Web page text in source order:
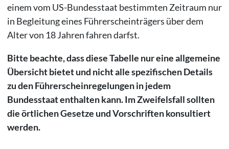
einem vom US-Bundesstaat bestimmten Zeitraum nur
in Begleitung eines Führerscheinträgers über dem
Alter von 18 Jahren fahren darfst.
Bitte beachte, dass diese Tabelle nur eine allgemeine
Übersicht bietet und nicht alle spezifischen Details
zu den Führerscheinregelungen in jedem
Bundesstaat enthalten kann. Im Zweifelsfall sollten
die örtlichen Gesetze und Vorschriften konsultiert
werden.